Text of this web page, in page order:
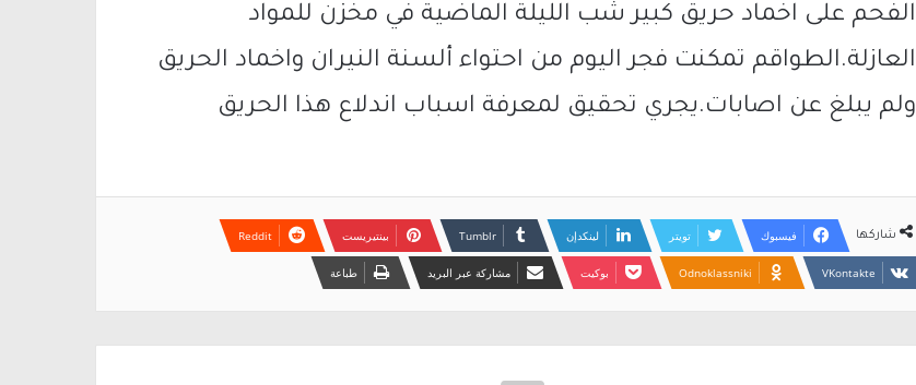
الفحم على اخماد حريق كبير شب الليلة الماضية في مخزن للمواد
العازلة.الطواقم تمكنت فجر اليوم من احتواء ألسنة النيران واخماد الحريق
ولم يبلغ عن اصابات.يجري تحقيق لمعرفة اسباب اندلاع هذا الحريق
شاركها فيسبوك تويتر لينكدإن بينتيريست
Odnoklassniki بوكيت مشاركة عبر البريد طباعة